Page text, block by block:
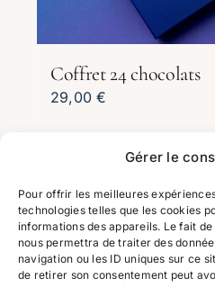
Gérer le
Pour offrir les meilleures
technologies telles que les cookies
informations des appareils. Le fait
nous permettra de traiter des
navigation ou les ID uniques sur ce
de retirer son consentement peut
Coffret 24 chocolats
29,00€
Choix des optionsCe
produit
a